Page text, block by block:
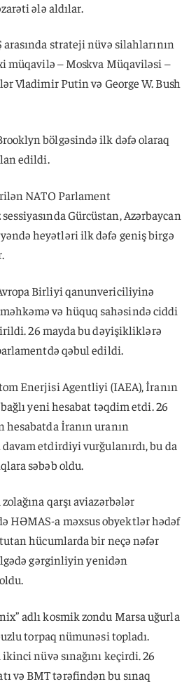
ələ aldılar.
arasında strateji nüvə silahlarının
müqavilə – Moskva Müqaviləsi –
Vladimir Putin və George W. Bush
bölgəsində ilk dəfə olaraq
edildi.
NATO Parlament
Gürcüstan, Azərbaycan
heyətləri ilk dəfə geniş birgə
Birliyi qanunvericiliyinə
və hüquq sahəsində ciddi
26 mayda bu dəyişikliklərə
qəbul edildi.
Enerjisi Agentliyi (IAEA), İranın
yeni hesabat təqdim etdi. 26
hesabatda İranın uranın
etdirdiyi vurğulanırdı, bu da
səbəb oldu.
qarşı aviazərbələr
HƏMAS-a məxsus obyektlər hədəf
tutan hücumlarda bir neçə nəfər
gərginliyin yenidən
adlı kosmik zondu Marsa uğurla
torpaq nümunəsi topladı.
nüvə sınağını keçirdi. 26
və BMT tərəfindən bu sınaq